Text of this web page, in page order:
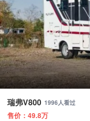
瑞弗V800 1996人看过
售价：49.8万